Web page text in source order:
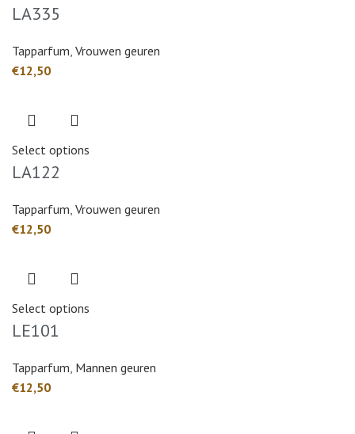
LA335
Tapparfum, Vrouwen geuren
€
Select options
LA122
Tapparfum, Vrouwen geuren
€
Select options
LE101
Tapparfum, Mannen geuren
€